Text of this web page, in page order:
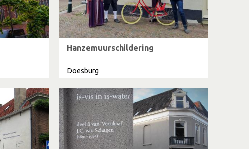
Hanzemuurschildering
Doesburg